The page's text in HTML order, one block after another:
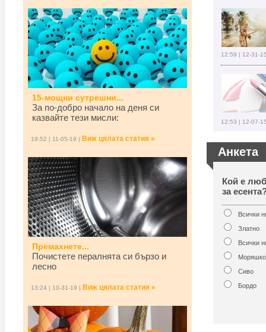
15-мощни сутрешни...
За по-добро начало на деня си
казвайте тези мисли:
19:52 | 11-05-19 | Виж цялата статия »
Премахнете...
Почистете пералнята си бързо и
лесно
13:24 | 10-31-19 | Виж цялата статия »
12:59 | 12-31-
12:53 | 12-07-
Анкета
Кой е
за
Всички
Златно
Всички
Сиво
Бордо